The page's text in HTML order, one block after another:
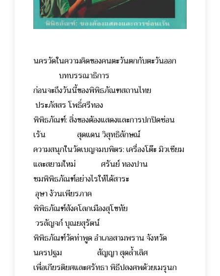
นครวัดในความคิดของคนตะวันตกกับตะวันออก
บทบรรณาธิการ
ก่อนจะถึงวันนี้ของพิพิธภัณฑสถานไทย
ประภัสสร โพธิ์ศรีทอง
พิพิธภัณฑ์: สิ่งของต้องแสดงและการปกปิดซ่อน
เร้น สุดแดน วิสุทธิลักษณ์
ความสนุกในวัดเบญจมบพิตร: เครื่องโต๊ะ มิวเซียม
และสยามใหม่ ศรันย์ ทองปาน
ชมพิพิธภัณฑ์อย่างไรให้ได้สาระ
อุษา ง้วนเพียรภาค
พิพิธภัณฑ์สังคโลกเมืองสุโขทัย
วรลัญจก์ บุณยสุรัตน์
พิพิธภัณฑ์วัดท่าพูด อำเภอสามพราน จังหวัด
นครปฐม สัญญา สุดล้ำเลิศ
เพื่อเกียรติยศและศรัทธา พิธีปลงศพด้วยเมรุนก